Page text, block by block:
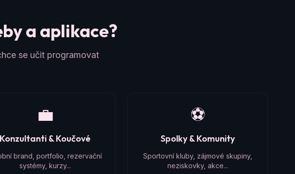
a aplikace?
se učit programovat
💼
Konzultanti & Koučové
brand, portfolio, rezervační
systémy, kurzy...
⚽
Spolky & Komunity
Sportovní kluby, zájmové skupiny,
neziskovky, akce...